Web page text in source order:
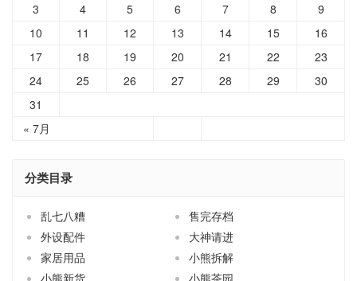
« 7月
3
4 5 6 7 8
9
10
11 12 13 14 15
16
17
18 19 20 21 22
23
24
25 26 27 28 29
30
31
分类目录
乱七八糟
售完存档
外设配件
大神请进
家居用品
小熊拆解
小熊新货
小熊茶园